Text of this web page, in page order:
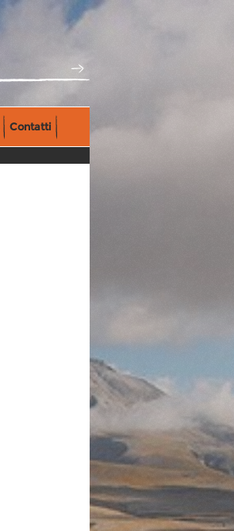
Contatti